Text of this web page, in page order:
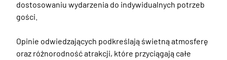
dostosowaniu wydarzenia do indywidualnych potrzeb
gości.
Opinie odwiedzających podkreślają świetną atmosferę
oraz różnorodność atrakcji, które przyciągają całe